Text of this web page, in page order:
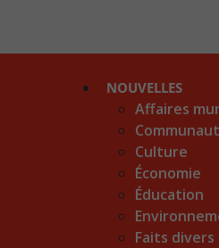
NOUVELLES
Affaires
Culture
Économie
Éducation
Faits divers